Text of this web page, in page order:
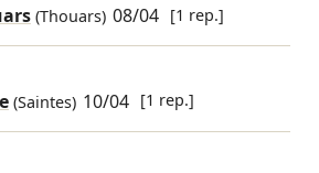
(Thouars) 08/04 [1 rep.]
(Saintes) 10/04 [1 rep.]